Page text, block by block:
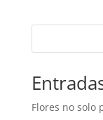
Flores no solo